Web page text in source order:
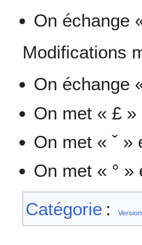
On échange
Modifications
On échange
On met « £
On met « ˇ »
On met « ° »
Catégorie : Version